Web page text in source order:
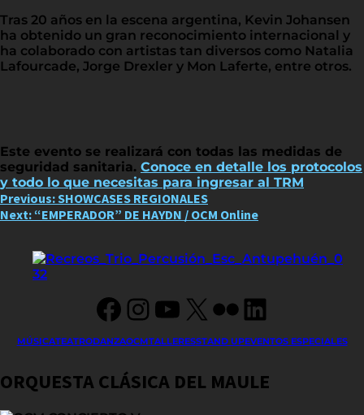
Tras 20 años en la escena argentina, Kevin Johansen
ha obtenido un gran reconocimiento internacional y
ha colaborado con artistas tan diversos como Natalia
Lafourcade, Jorge Drexler y Mon Laferte, entre otros.
Este evento se realizará con todas las medidas de
seguridad sanitaria. Conoce en detalle los protocolos
y todo lo que necesitas para ingresar al TRM
Post
navigation
Previous:SHOWCASES REGIONALES
Next: “EMPERADOR” DE HAYDN / OCM Online
Facebook
Instagram
YouTube
X FlickrLinkedIn
MÚSICATEATRODANZAOCMTALLERESSTAND UPEVENTOS ESPECIALES
ORQUESTA CLÁSICA DEL MAULE